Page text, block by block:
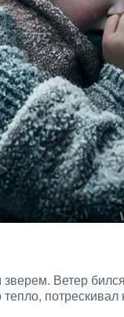
Ветер